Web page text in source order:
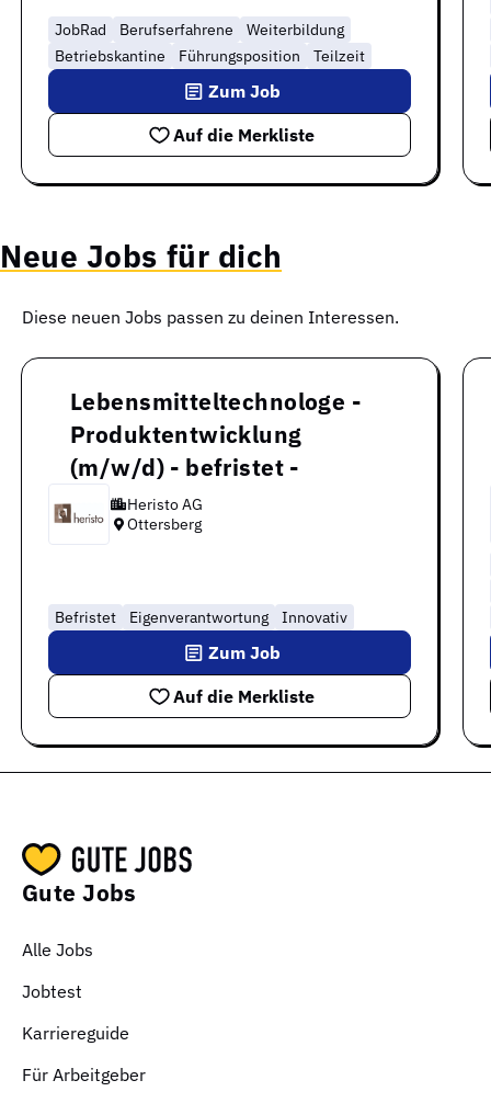
JobRad Berufserfahrene
Weiterbildung
Betriebskantine
Führungsposition Teilzeit
Auf die Merkliste
Zum Job
Neue Jobs für dich
Diese neuen Jobs passen zu deinen Interessen.
Lebensmitteltechnologe -
Produktentwicklung
(m/w/d) - befristet -
Heristo AG
Ottersberg
Befristet Eigenverantwortung Innovativ
Auf die Merkliste
Zum Job
Gute Jobs
Alle Jobs
Jobtest
Karriereguide
Für Arbeitgeber